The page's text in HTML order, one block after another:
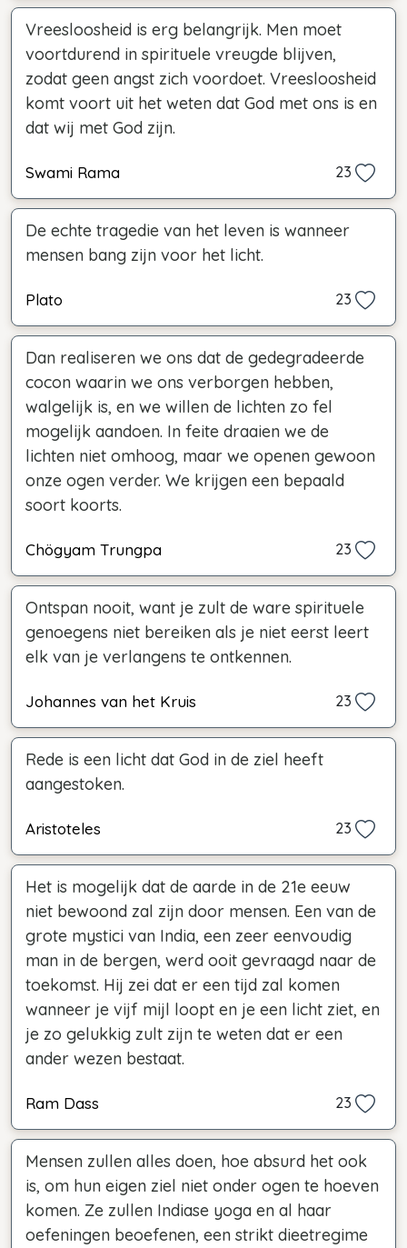
Vreesloosheid is erg belangrijk. Men moet
voortdurend in spirituele vreugde blijven,
zodat geen angst zich voordoet. Vreesloosheid
komt voort uit het weten dat God met ons is en
dat wij met God zijn.
Swami Rama 23
De echte tragedie van het leven is wanneer
mensen bang zijn voor het licht.
Plato 23
Dan realiseren we ons dat de gedegradeerde
cocon waarin we ons verborgen hebben,
walgelijk is, en we willen de lichten zo fel
mogelijk aandoen. In feite draaien we de
lichten niet omhoog, maar we openen gewoon
onze ogen verder. We krijgen een bepaald
soort koorts.
Chögyam Trungpa 23
Ontspan nooit, want je zult de ware spirituele
genoegens niet bereiken als je niet eerst leert
elk van je verlangens te ontkennen.
Johannes van het Kruis 23
Rede is een licht dat God in de ziel heeft
aangestoken.
Aristoteles 23
Het is mogelijk dat de aarde in de 21e eeuw
niet bewoond zal zijn door mensen. Een van de
grote mystici van India, een zeer eenvoudig
man in de bergen, werd ooit gevraagd naar de
toekomst. Hij zei dat er een tijd zal komen
wanneer je vijf mijl loopt en je een licht ziet, en
je zo gelukkig zult zijn te weten dat er een
ander wezen bestaat.
Ram Dass 23
Mensen zullen alles doen, hoe absurd het ook
is, om hun eigen ziel niet onder ogen te hoeven
komen. Ze zullen Indiase yoga en al haar
oefeningen beoefenen, een strikt dieetregime